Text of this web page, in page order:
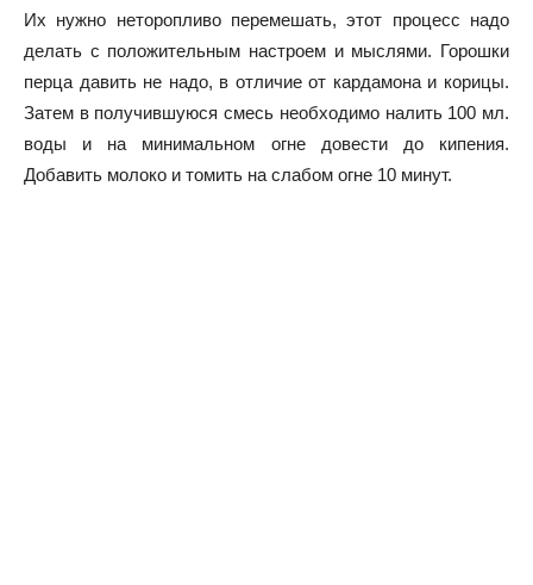
Их нужно неторопливо перемешать, этот процесс надо
делать с положительным настроем и мыслями. Горошки
перца давить не надо, в отличие от кардамона и корицы.
Затем в получившуюся смесь необходимо налить 100 мл.
воды и на минимальном огне довести до кипения.
Добавить молоко и томить на слабом огне 10 минут.